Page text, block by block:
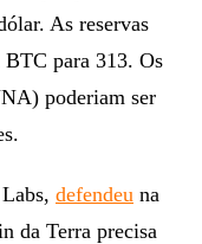
As reservas
para 313. Os
poderiam ser
defendeu na
da Terra precisa